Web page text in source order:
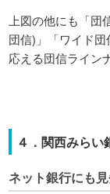
上図の他にも「団
団信)」「ワイド
応える団信ライン
４．関西みらい
ネット銀行にも